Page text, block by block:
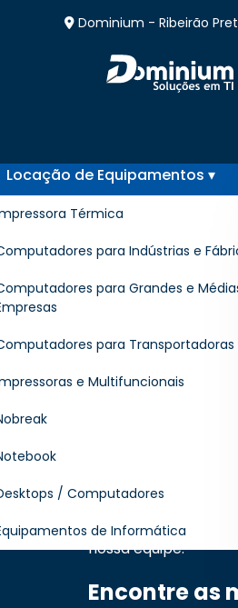
Dominium - Ribeirão
Locação de Equipamentos ▾
Térmica
para Indústrias e
para Grandes e
para Transportadoras
e Multifuncionais
/ Computadores
de Informática
Locação
Prudente
Se você está
para
manutenção
empresa
e avançado no
precisar, entre
nossa equipe.
Encontre as